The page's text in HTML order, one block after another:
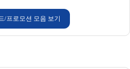
/프로모션 모음 보기